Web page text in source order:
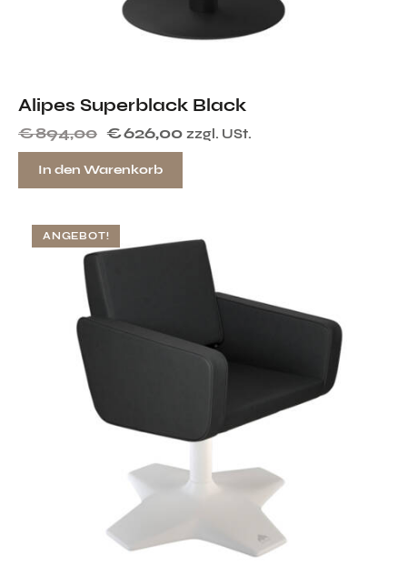
Alipes Superblack Black
€894,00 €626,00 zzgl. USt.
In den Warenkorb
ANGEBOT!